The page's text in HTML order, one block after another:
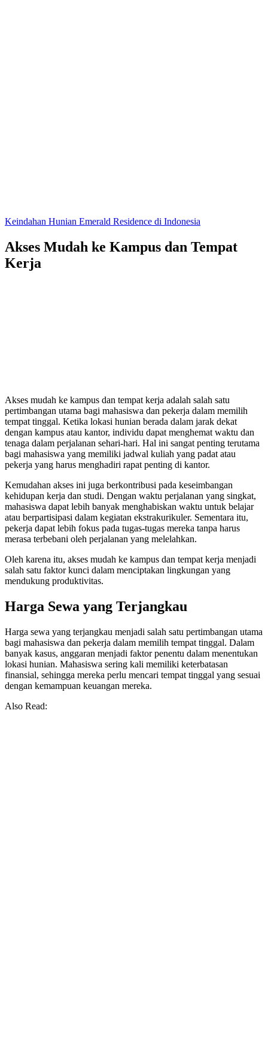
Keindahan Hunian Emerald Residence di Indonesia
Akses Mudah ke Kampus dan Tempat
Kerja
Akses mudah ke kampus dan tempat kerja adalah salah satu
pertimbangan utama bagi mahasiswa dan pekerja dalam memilih
tempat tinggal. Ketika lokasi hunian berada dalam jarak dekat
dengan kampus atau kantor, individu dapat menghemat waktu dan
tenaga dalam perjalanan sehari-hari. Hal ini sangat penting terutama
bagi mahasiswa yang memiliki jadwal kuliah yang padat atau
pekerja yang harus menghadiri rapat penting di kantor.
Kemudahan akses ini juga berkontribusi pada keseimbangan
kehidupan kerja dan studi. Dengan waktu perjalanan yang singkat,
mahasiswa dapat lebih banyak menghabiskan waktu untuk belajar
atau berpartisipasi dalam kegiatan ekstrakurikuler. Sementara itu,
pekerja dapat lebih fokus pada tugas-tugas mereka tanpa harus
merasa terbebani oleh perjalanan yang melelahkan.
Oleh karena itu, akses mudah ke kampus dan tempat kerja menjadi
salah satu faktor kunci dalam menciptakan lingkungan yang
mendukung produktivitas.
Harga Sewa yang Terjangkau
Harga sewa yang terjangkau menjadi salah satu pertimbangan utama
bagi mahasiswa dan pekerja dalam memilih tempat tinggal. Dalam
banyak kasus, anggaran menjadi faktor penentu dalam menentukan
lokasi hunian. Mahasiswa sering kali memiliki keterbatasan
finansial, sehingga mereka perlu mencari tempat tinggal yang sesuai
dengan kemampuan keuangan mereka.
Also Read: